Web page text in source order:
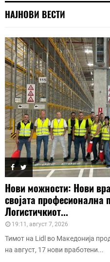
НАЈНОВИ ВЕСТИ
Нови можности: Нови
својата професионална
Логистичкиот...
19:11, август 7, 2026
Тимот на Lidl во Македонија
на август, 17 нови вработени...